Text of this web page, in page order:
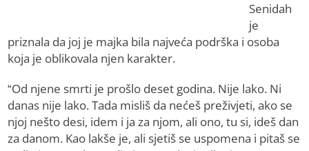
Senidah
je
priznala da joj je majka bila najveća podrška i osoba
koja je oblikovala njen karakter.
“Od njene smrti je prošlo deset godina. Nije lako. Ni
danas nije lako. Tada misliš da nećeš preživjeti, ako se
njoj nešto desi, idem i ja za njom, ali ono, tu si, ideš dan
za danom. Kao lakše je, ali sjetiš se uspomena i pitaš se